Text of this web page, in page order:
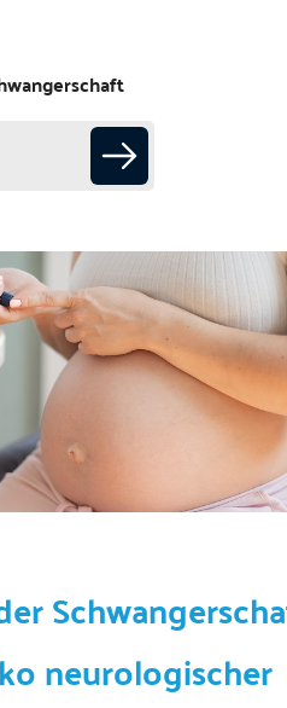
neurologischer